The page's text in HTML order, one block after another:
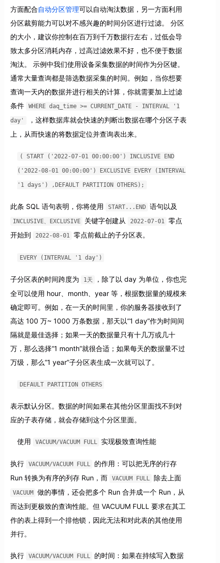
方面配合自动分区管理可以自动淘汰数据，另一方面利用
分区裁剪能力可以对不感兴趣的时间分区进行过滤。 分区
的大小，建议你控制在百万到千万数据行左右，过低会导
致太多分区消耗内存，过高过滤效果不好，也不便于数据
淘汰。 示例中我们使用设备采集数据的时间作为分区键。
通常大量查询都是筛选数据采集的时间。例如，当你想要
查询一天内的数据并进行相关的计算，你就需要加上过滤
条件
WHERE daq_time >= CURRENT_DATE - INTERVAL '1
day'
，这样数据库就会快速的判断出数据在哪个分区子表
上，从而快速的将数据定位并查询表出来。
( START ('2022-07-01 00:00:00') INCLUSIVE END
('2022-08-01 00:00:00') EXCLUSIVE EVERY (INTERVAL
'1 days') ,DEFAULT PARTITION OTHERS);
此条 SQL 语句表明，你将使用 START...END 语句以及
INCLUSIVE、EXCLUSIVE 关键字创建从 2022-07-01 零点
开始到
2022-08-01 零点前截止的子分区表。
EVERY (INTERVAL '1 day')
子分区表的时间跨度为 1天
，除了以 day 为单位，你也完
全可以使用 hour、month、year 等，根据数据量的规模来
确定即可。例如，在一天的时间里，你的服务器接收到了
高达 100 万~ 1000 万条数据，那天以“1 day”作为时间间
隔就是最佳选择；如果一天的数据量只有十几万或几十
万，那么选择“1 month”就很合适；如果每天的数据量不过
万级，那么“1 year”子分区表生成一次就可以了。
DEFAULT PARTITION OTHERS
表示默认分区。数据的时间如果在其他分区里面找不到对
应的子表存储，就会存储到这个分区里面。
使用 VACUUM/VACUUM FULL 实现极致查询性能
执行 VACUUM/VACUUM FULL
的作用：可以把无序的行存
Run 转换为有序的列存 Run，而
VACUUM FULL 除去上面
VACUUM
做的事情，还会把多个 Run 合并成一个 Run，从
而达到更极致的查询性能。但 VACUUM FULL 要求在其工
作的表上得到一个排他锁，因此无法和对此表的其他使用
并行。
执行 VACUUM/VACUUM FULL 的时间：如果在持续写入数据